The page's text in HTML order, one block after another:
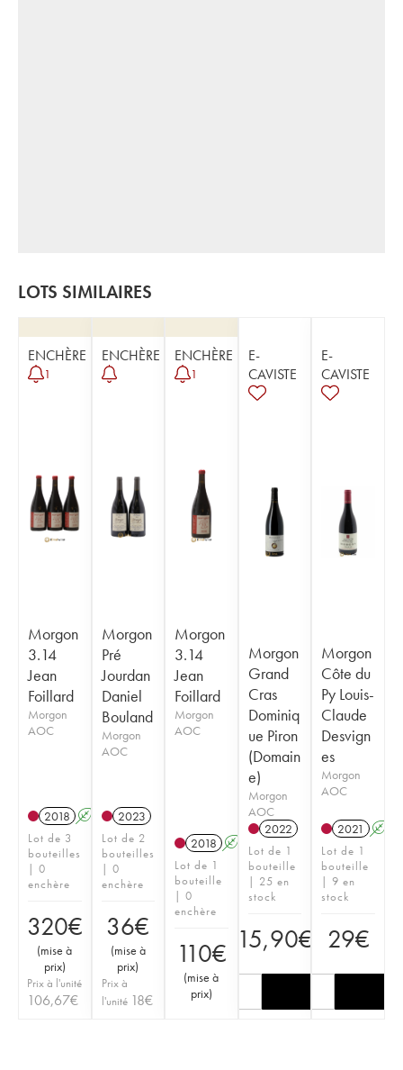
LOTS SIMILAIRES
ENCHÈRE
1
Morgon
3.14
Jean
Foillard
Morgon
AOC
2018 A K
Lot de 3
bouteilles
| 0
enchère
320€
(mise à
prix)
Prix à l'unité
106,67€
ENCHÈRE
Morgon
Pré
Jourdan
Daniel
Bouland
Morgon
AOC
2023
Lot de 2
bouteilles
| 0
enchère
36€
(mise à
prix)
Prix à
l'unité 18€
ENCHÈRE
1
Morgon
3.14
Jean
Foillard
Morgon
AOC
2018 A K
Lot de 1
bouteille
| 0
enchère
110€
(mise à
prix)
E-
CAVISTE
Morgon
Grand
Cras
Dominiq
ue Piron
(Domain
e)
Morgon
AOC
2022
Lot de 1
bouteille
| 25 en
stock
15,90€
E-
CAVISTE
Morgon
Côte du
Py Louis-
Claude
Desvign
es
Morgon
AOC
2021 A
Lot de 1
bouteille
| 9 en
stock
29€